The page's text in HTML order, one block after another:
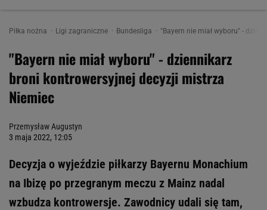
Piłka nożna Ligi zagraniczne Bundesliga "Bayern nie miał wyboru" -
"Bayern nie miał wyboru" - dziennikarz
broni kontrowersyjnej decyzji mistrza
Niemiec
Przemysław Augustyn
3 maja 2022, 12:05
Decyzja o wyjeździe piłkarzy Bayernu Monachium
na Ibizę po przegranym meczu z Mainz nadal
wzbudza kontrowersje. Zawodnicy udali się tam,